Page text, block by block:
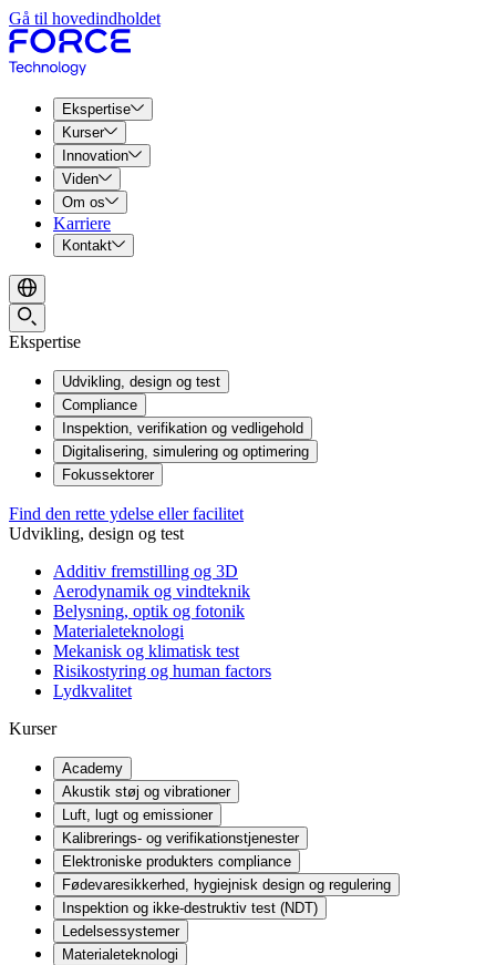
Gå til hovedindholdet
Ekspertise
Kurser
Innovation
Viden
Om os
Karriere
Kontakt
Ekspertise
Udvikling, design og test
Compliance
Inspektion, verifikation og vedligehold
Digitalisering, simulering og optimering
Fokussektorer
Find den rette ydelse eller facilitet
Udvikling, design og test
Additiv fremstilling og 3D
Aerodynamik og vindteknik
Belysning, optik og fotonik
Materialeteknologi
Mekanisk og klimatisk test
Risikostyring og human factors
Lydkvalitet
Kurser
Academy
Akustik støj og vibrationer
Luft, lugt og emissioner
Kalibrerings- og verifikationstjenester
Elektroniske produkters compliance
Fødevaresikkerhed, hygiejnisk design og regulering
Inspektion og ikke-destruktiv test (NDT)
Ledelsessystemer
Materialeteknologi